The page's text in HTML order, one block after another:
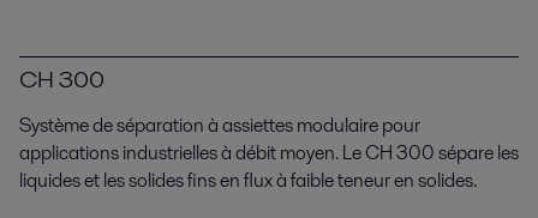
CH 300
Système de séparation à assiettes modulaire pour
applications industrielles à débit moyen. Le CH 300 sépare les
liquides et les solides fins en flux à faible teneur en solides.